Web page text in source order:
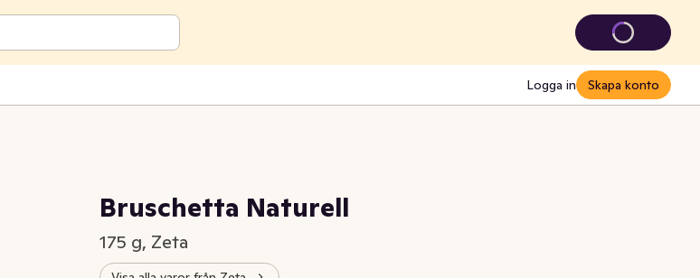
Logga in Skapa konto
Bruschetta Naturell
175 g, Zeta